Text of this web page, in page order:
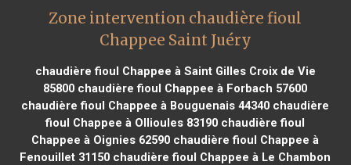
Zone intervention chaudière fioul
Chappee Saint Juéry
chaudière fioul Chappee à Saint Gilles Croix de Vie
85800 chaudière fioul Chappee à Forbach 57600
chaudière fioul Chappee à Bouguenais 44340 chaudière
fioul Chappee à Ollioules 83190 chaudière fioul
Chappee à Oignies 62590 chaudière fioul Chappee à
Fenouillet 31150 chaudière fioul Chappee à Le Chambon